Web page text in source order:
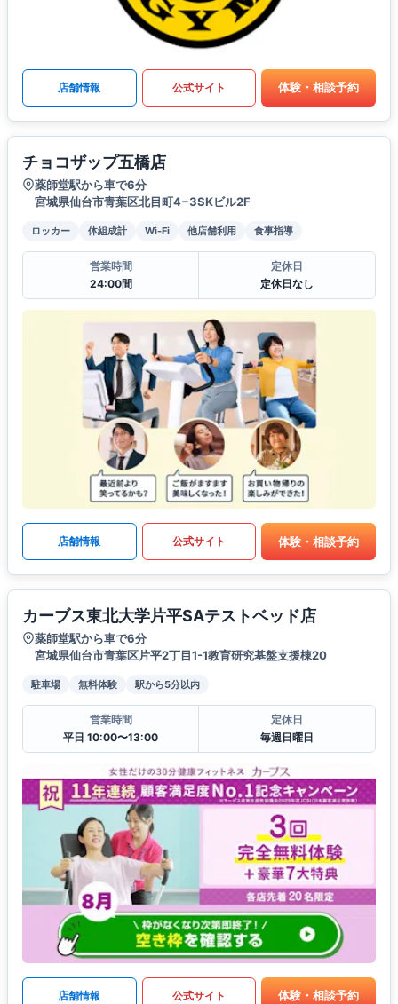
店舗情報 公式サイト 体験・相談予約
チョコザップ五橋店
薬師堂駅から車で6分
宮城県仙台市青葉区北目町4−3SKビル2F
ロッカー 体組成計 Wi-Fi 他店舗利用 食事指導
営業時間
24:00間
定休日
定休日なし
店舗情報 公式サイト 体験・相談予約
カーブス東北大学片平SAテストベッド店
薬師堂駅から車で6分
宮城県仙台市青葉区片平2丁目1-1教育研究基盤支援棟20
駐車場 無料体験 駅から5分以内
営業時間
平日 10:00〜13:00
定休日
毎週日曜日
店舗情報 公式サイト 体験・相談予約